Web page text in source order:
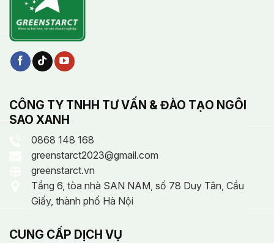
CÔNG TY TNHH TƯ VẤN & ĐÀO TẠO NGÔI
SAO XANH
0868 148 168
greenstarct2023@gmail.com
greenstarct.vn
Tầng 6, tòa nhà SAN NAM, số 78 Duy Tân, Cầu
Giấy, thành phố Hà Nội
CUNG CẤP DỊCH VỤ